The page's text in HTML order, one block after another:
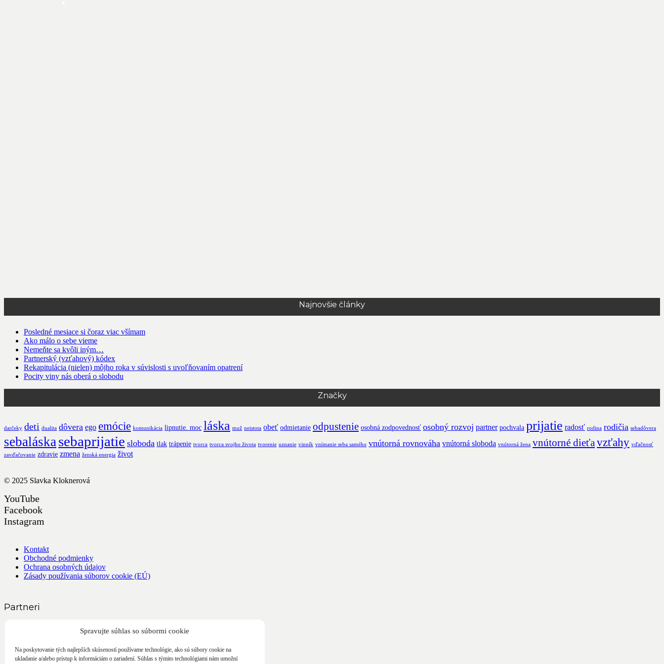
Spravujte súhlas so súbormi cookie
Na poskytovanie tých najlepších skúseností používame technológie, ako sú súbory cookie na
ukladanie a/alebo prístup k informáciám o zariadení. Súhlas s týmito technológiami nám umožní
Najnovšie články
Posledné mesiace si čoraz viac všímam
Ako málo o sebe vieme
Nemeňte sa kvôli iným…
Partnerský (vzťahový) kódex
Rekapitulácia (nielen) môjho roka v súvislosti s uvoľňovaním opatrení
Pocity viny nás oberá o slobodu
Značky
darčeky deti dualita dôvera ego emócie komunikácia lipnutie. moc láska muž neistota obeť odmietanie odpustenie osobná zodpovednosť osobný rozvoj partner pochvala prijatie radosť rodina rodičia sebadôvera
sebaláskasebaprijatie sloboda tlak trápenie tvorca tvorca svojho života tvorenie uznanie vinník vnímanie seba samého vnútorná rovnováha vnútorná sloboda vnútorná žena vnútorné dieťa vzťahy vďačnosť
zavďačovanie zdravie zmena ženská energia život
© 2025 Slavka Kloknerová
YouTube
Facebook
Instagram
Kontakt
Obchodné podmienky
Ochrana osobných údajov
Zásady používania súborov cookie (EÚ)
Partneri